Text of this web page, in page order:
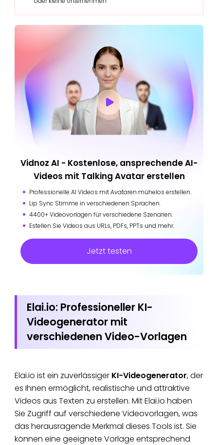
Vidnoz AI - Kostenlose, ansprechende AI-
Videos mit Talking Avatar erstellen
Professionelle AI Videos mit Avataren mühelos erstellen.
Lip Sync Stimme in verschiedenen Sprachen.
4400+ Videovorlagen für verschiedene Szenarien.
Estellen Sie Videos aus URLs, PDFs, PPTs und mehr.
Jetzt testen
Elai.io: Professioneller KI-
Videogenerator mit
verschiedenen Video-Vorlagen
Elai.io ist ein zuverlässiger KI-Videogenerator, der
es Ihnen ermöglicht, realistische und attraktive
Videos aus Texten zu erstellen. Mit Elai.io haben
Sie Zugriff auf verschiedene Videovorlagen, was
das herausragende Merkmal dieses Tools ist. Sie
können eine geeignete Vorlage entsprechend